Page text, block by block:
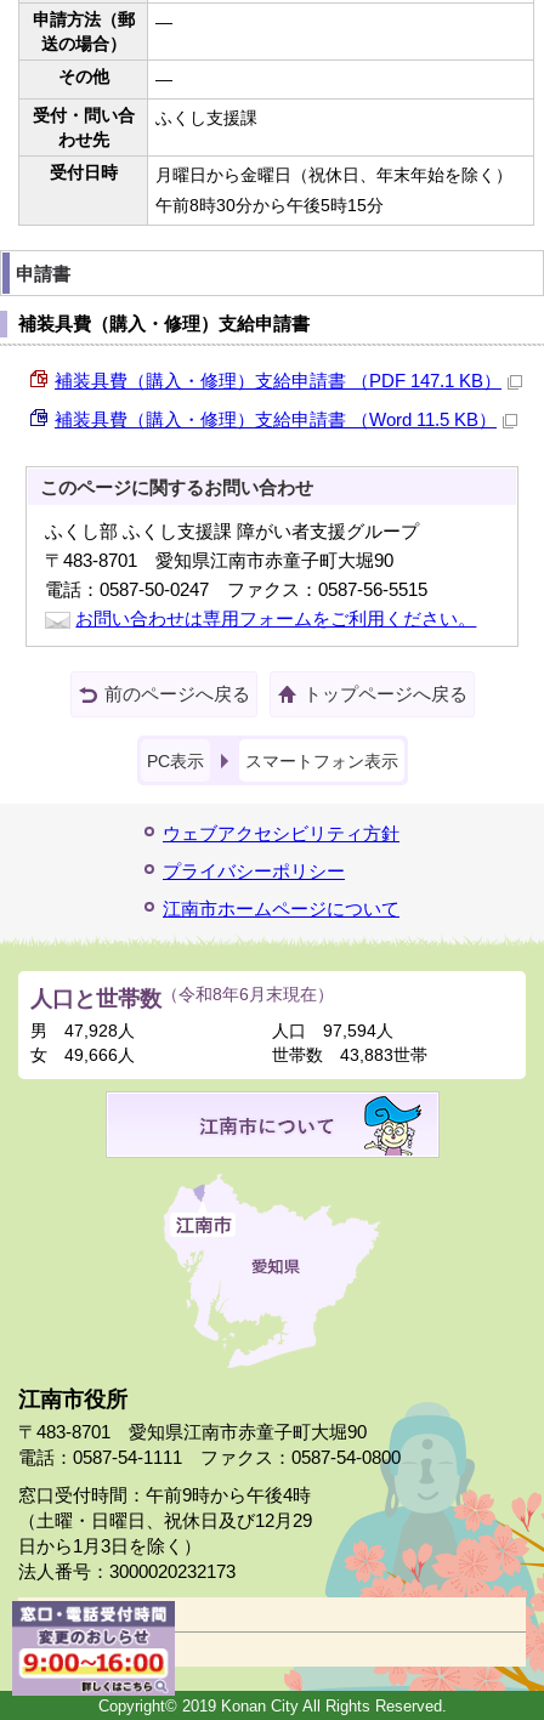
申請方法（郵
送の場合）
—
その他
—
受付・問い合
わせ先
ふくし支援課
受付日時
月曜日から金曜日（祝休日、年末年始を除く）
午前8時30分から午後5時15分
申請書
補装具費（購入・修理）支給申請書
補装具費（購入・修理）支給申請書 （PDF 147.1 KB）
補装具費（購入・修理）支給申請書 （Word 11.5 KB）
このページに関するお問い合わせ
ふくし部 ふくし支援課 障がい者支援グループ
〒483-8701 愛知県江南市赤童子町大堀90
電話：0587-50-0247 ファクス：0587-56-5515
お問い合わせは専用フォームをご利用ください。
前のページへ戻る トップページへ戻る
PC表示 スマートフォン表示
ウェブアクセシビリティ方針
プライバシーポリシー
江南市ホームページについて
江南市役所
〒483-8701 愛知県江南市赤童子町大堀90
電話：0587-54-1111 ファクス：0587-54-0800
窓口受付時間：午前9時から午後4時
（土曜・日曜日、祝休日及び12月29
日から1月3日を除く）
法人番号：3000020232173
市役所案内
日曜市役所
人口と世帯数 （令和8年6月末現在）
男
47,928人
女
49,666人
人口
97,594人
世帯数
43,883世帯
Copyright© 2019 Konan City All Rights Reserved.